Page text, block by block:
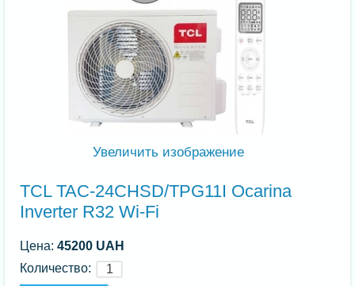
Увеличить изображение
TCL TAC-24CHSD/TPG11I Ocarina
Inverter R32 Wi-Fi
Цена:45200 UAH
Количество: